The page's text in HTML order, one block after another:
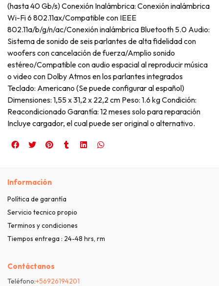
(hasta 40 Gb/s) Conexión Inalámbrica: Conexión inalámbrica
Wi-Fi 6 802.11ax/Compatible con IEEE
802.11a/b/g/n/ac/Conexión inalámbrica Bluetooth 5.0 Audio:
Sistema de sonido de seis parlantes de alta fidelidad con
woofers con cancelación de fuerza/Amplio sonido
estéreo/Compatible con audio espacial al reproducir música
o video con Dolby Atmos en los parlantes integrados
Teclado: Americano (Se puede configurar al español)
Dimensiones: 1,55 x 31,2 x 22,2 cm Peso: 1.6 kg Condición:
Reacondicionado Garantía: 12 meses solo para reparación
Incluye cargador, el cual puede ser original o alternativo.
Información
Política de garantía
Servicio tecnico propio
Terminos y condiciones
Tiempos entrega : 24-48 hrs, rm
Contáctanos
Teléfono:+56926194201